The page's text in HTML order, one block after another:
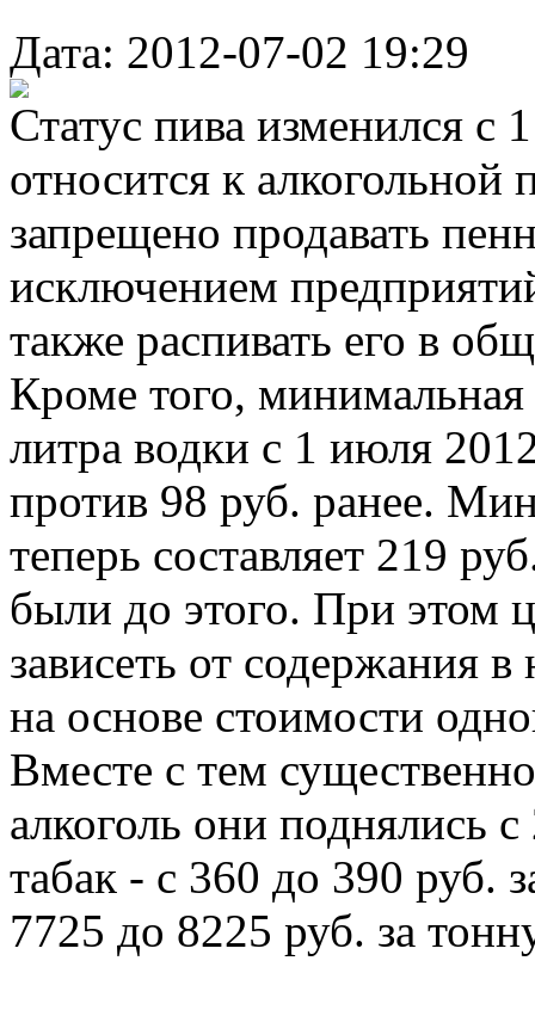
Дата: 2012-07-02 19:29
Статус пива изменился с
относится к
запрещено продавать
исключением
также распивать его в
Кроме того,
литра водки с 1 июля
против 98 руб. ранее.
теперь составляет 219
были до этого. При этом
зависеть от содержания в
на основе стоимости
Вместе с тем
алкоголь они поднялись
табак - с 360 до 390 руб.
7725 до 8225 руб. за